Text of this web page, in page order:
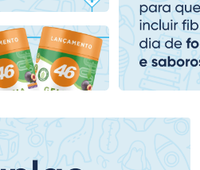
Comprar sem Desconto
Por R$ 407,99/cada
Comprar sem Desconto
Por R$ 407,99/cada